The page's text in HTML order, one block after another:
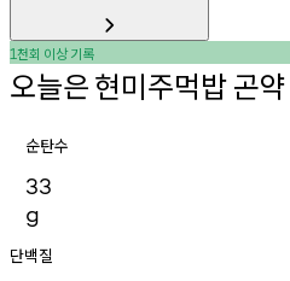
1천회 이상기록
오늘은현미주먹밥곤약
순탄수
33
g
단백질